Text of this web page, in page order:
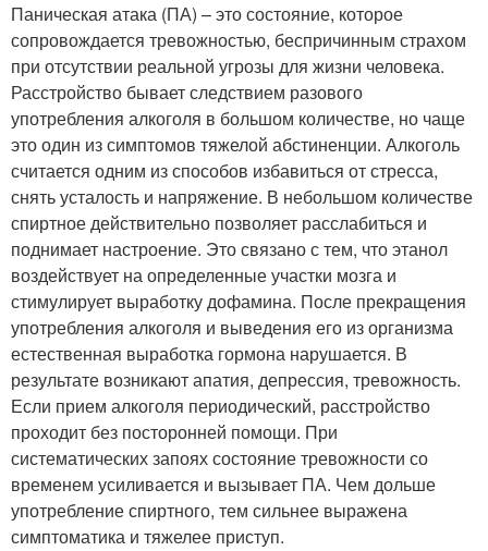
Паническая атака (ПА) – это состояние, которое
сопровождается тревожностью, беспричинным страхом
при отсутствии реальной угрозы для жизни человека.
Расстройство бывает следствием разового
употребления алкоголя в большом количестве, но чаще
это один из симптомов тяжелой абстиненции. Алкоголь
считается одним из способов избавиться от стресса,
снять усталость и напряжение. В небольшом количестве
спиртное действительно позволяет расслабиться и
поднимает настроение. Это связано с тем, что этанол
воздействует на определенные участки мозга и
стимулирует выработку дофамина. После прекращения
употребления алкоголя и выведения его из организма
естественная выработка гормона нарушается. В
результате возникают апатия, депрессия, тревожность.
Если прием алкоголя периодический, расстройство
проходит без посторонней помощи. При
систематических запоях состояние тревожности со
временем усиливается и вызывает ПА. Чем дольше
употребление спиртного, тем сильнее выражена
симптоматика и тяжелее приступ.